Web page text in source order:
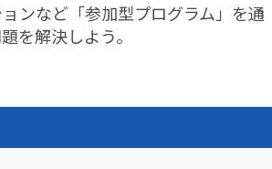
ンなど「参加型プログラム」を通
を解決しよう。